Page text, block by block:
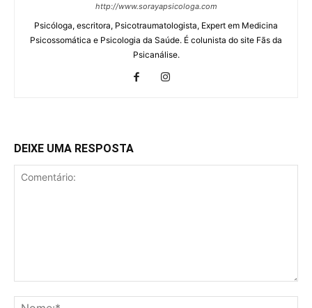
http://www.sorayapsicologa.com
Psicóloga, escritora, Psicotraumatologista, Expert em Medicina
Psicossomática e Psicologia da Saúde. É colunista do site Fãs da
Psicanálise.
DEIXE UMA RESPOSTA